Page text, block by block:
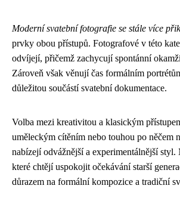
Moderní svatební fotografie se stále více
prvky obou přístupů. Fotografové v této
odvíjejí, přičemž zachycují spontánní
Zároveň však věnují čas formálním
důležitou součástí svatební dokumentace.
Volba mezi kreativitou a klasickým
uměleckým cítěním nebo touhou po
nabízejí odvážnější a experimentálnější
které chtějí uspokojit očekávání starší
důrazem na formální kompozice a tradiční